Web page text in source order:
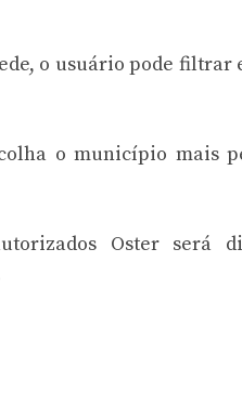
o usuário pode filtrar
o município mais
Oster será